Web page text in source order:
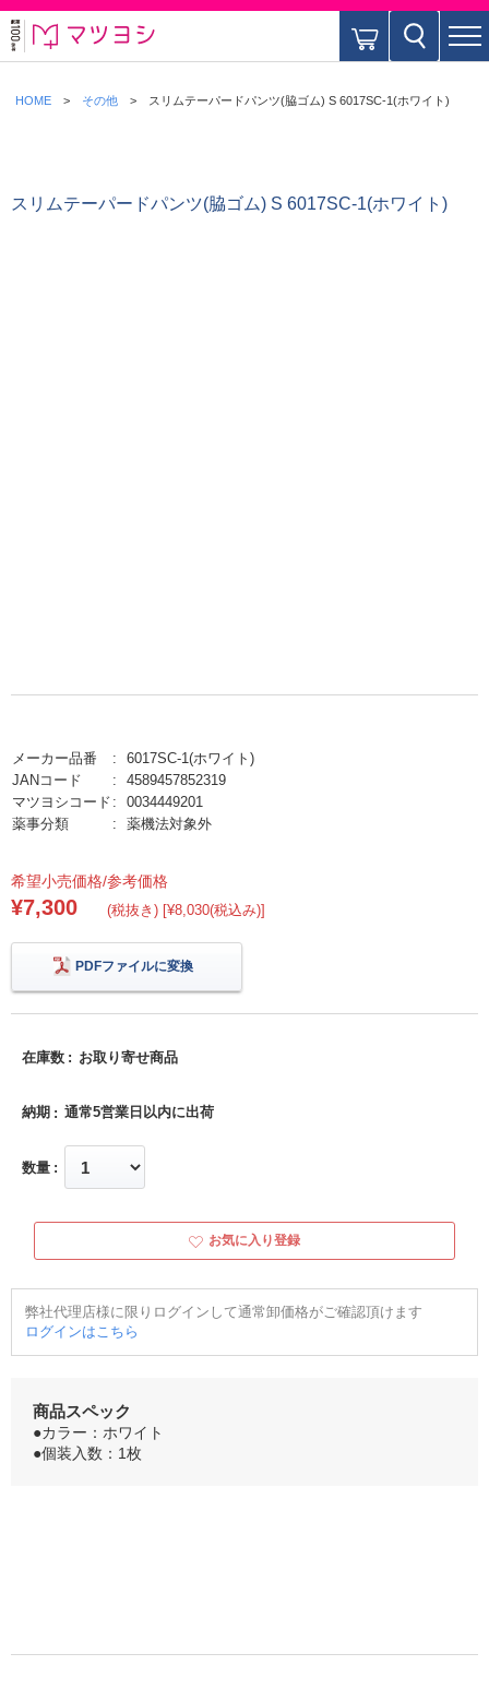
HOME その他 スリムテーパードパンツ(脇ゴム) S 6017SC-1(ホワイト)
スリムテーパードパンツ(脇ゴム) S 6017SC-1(ホワイト)
メーカー品番
6017SC-1(ホワイト)
JANコード
4589457852319
マツヨシコード
0034449201
薬事分類
薬機法対象外
希望小売価格/参考価格
¥7,300 (税抜き) [¥8,030(税込み)]
PDFファイルに変換
在庫数 お取り寄せ商品
納期 通常5営業日以内に出荷
数量
お気に入り登録
弊社代理店様に限りログインして通常卸価格がご確認頂けます
ログインはこちら
商品スペック
●カラー：ホワイト
●個装入数：1枚